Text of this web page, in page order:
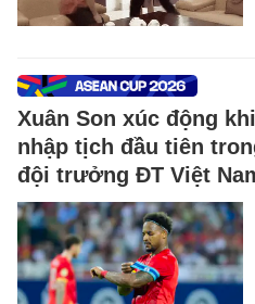
Xuân Son xúc động
nhập tịch đầu tiên
đội trưởng ĐT Việt